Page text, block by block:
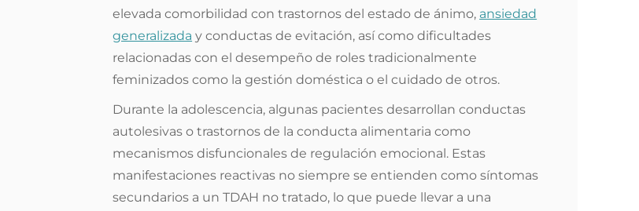
elevada comorbilidad con trastornos del estado de ánimo, ansiedad
generalizada y conductas de evitación, así como dificultades
relacionadas con el desempeño de roles tradicionalmente
feminizados como la gestión doméstica o el cuidado de otros.
Durante la adolescencia, algunas pacientes desarrollan conductas
autolesivas o trastornos de la conducta alimentaria como
mecanismos disfuncionales de regulación emocional. Estas
manifestaciones reactivas no siempre se entienden como síntomas
secundarios a un TDAH no tratado, lo que puede llevar a una